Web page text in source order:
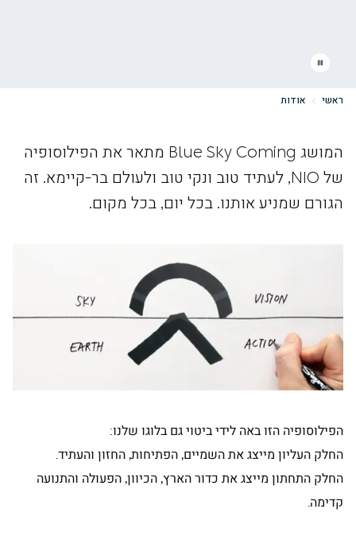
ראשי אודות
המושג Blue Sky Coming מתאר את הפילוסופיה
של NIO, לעתיד טוב ונקי טוב ולעולם בר-קיימא. זה
הגורם שמניע אותנו. בכל יום, בכל מקום.
הפילוסופיה הזו באה לידי ביטוי גם בלוגו שלנו:
החלק העליון מייצג את השמיים, הפתיחות, החזון והעתיד.
החלק התחתון מייצג את כדור הארץ, הכיוון, הפעולה והתנועה
קדימה.